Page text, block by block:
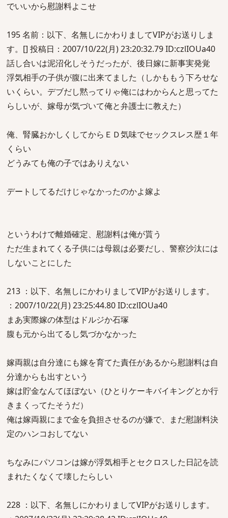
でいいから慰謝料よこせ
195 名前：以下、名無しにかわりましてVIPがお送りしま
す。[] 投稿日：2007/10/22(月) 23:20:32.79 ID:czlIOUa40
話し合いは泥沼化しそうだったが、後日嫁に新事実発覚
浮気相手の子供が腹に出来てました（しかももう下ろせな
いくらい。デブだし黙ってりゃ俺にはわからんと思ってた
らしいが、嫁母が気づいて俺と弁護士に教えた）
俺、腎臓おかしくしてからＥＤ気味でセックスレス歴１年
くらい
どうみても俺の子ではありえない
デートしてるだけじゃなかったのかよ嫁よ
というわけで離婚確定、慰謝料は俺が貰う
ただ生まれてくる子供には母親は必要だし、警察沙汰には
しないことにした
213 ：以下、名無しにかわりましてVIPがお送りします。
：2007/10/22(月) 23:25:44.80 ID:czlIOUa40
まあ実際嫁の体型はドルジか石塚
腹も元から出てるし気づかなかった
嫁両親は自分達にも嫁を育てた責任があるから慰謝料は自
分達からも出すという
嫁は貯金なんてほぼない（ひとりケーキバイキングとか行
きまくってたそうだ）
俺は嫁両親にまで金を負担させるのが嫌で、まだ慰謝料決
定のハンコおしてない
ちなみにパソコンは嫁が浮気相手とセクロスした日記を読
まれたくなくて壊したらしい
228 ：以下、名無しにかわりましてVIPがお送りします。